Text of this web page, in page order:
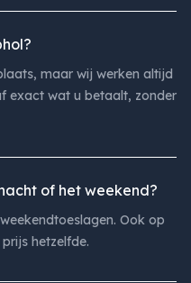
maar wij werken altijd
exact wat u betaalt, zonder
of het weekend?
Ook op
hetzelfde.